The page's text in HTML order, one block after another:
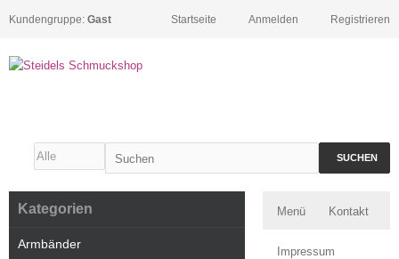
Kundengruppe: Gast Registrieren
Anmelden
Startseite
SUCHEN
Menü Kontakt
Impressum
Kategorien
Armbänder